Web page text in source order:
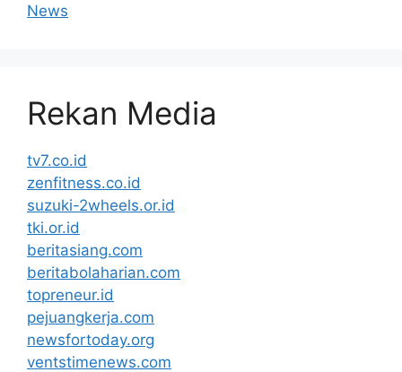
News
Rekan Media
tv7.co.id
zenfitness.co.id
suzuki-2wheels.or.id
tki.or.id
beritasiang.com
beritabolaharian.com
topreneur.id
pejuangkerja.com
newsfortoday.org
ventstimenews.com